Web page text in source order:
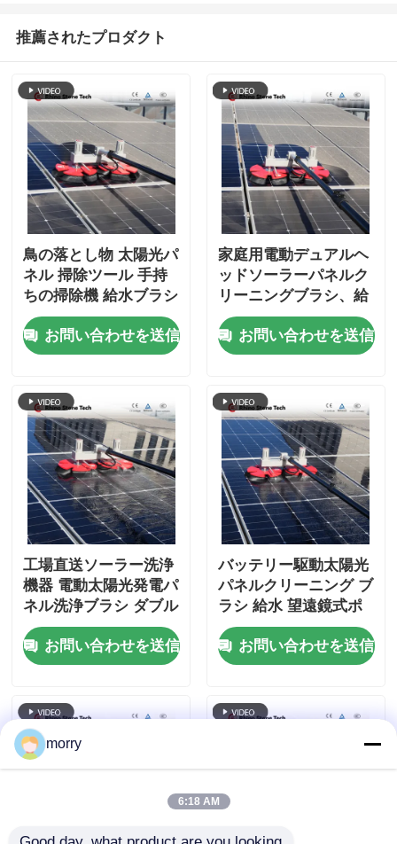
推薦されたプロダクト
鳥の落とし物 太陽光パ
ネル 掃除ツール 手持
ちの掃除機 給水ブラシ
お問い合わせを送信
家庭用電動デュアルヘ
ッドソーラーパネルク
リーニングブラシ、給
水伸縮ロッド付き太陽
光発電ブラシ
お問い合わせを送信
工場直送ソーラー洗浄
機器 電動太陽光発電パ
ネル洗浄ブラシ ダブル
ヘッドソーラーパネル
洗浄ブラシ テレスコピ
ックロッド付き
お問い合わせを送信
バッテリー駆動太陽光
パネルクリーニング ブ
ラシ 給水 望遠鏡式ポ
ール 太陽光クリーニン
グ マシン
お問い合わせを送信
morry
6:18 AM